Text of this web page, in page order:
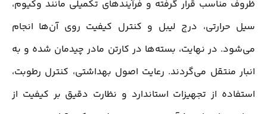
ظروف مناسب قرار گرفته و فرآیندهای تکمیلی مانند وکیوم،
سیل حرارتی، درج لیبل و کنترل کیفیت روی آن‌ها انجام
می‌شود. در نهایت، بسته‌ها در کارتن مادر چیدمان شده و به
انبار منتقل می‌گردند. رعایت اصول بهداشتی، کنترل رطوبت،
استفاده از تجهیزات استاندارد و نظارت دقیق بر کیفیت از